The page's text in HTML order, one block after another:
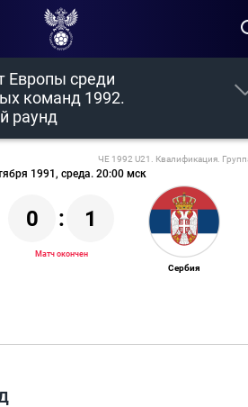
Европы среди
команд 1992.
раунд
1991, среда. 20:00 мск
ЧЕ 1992 U21. Квалификация.
0 : 1
Матч окончен
Сербия